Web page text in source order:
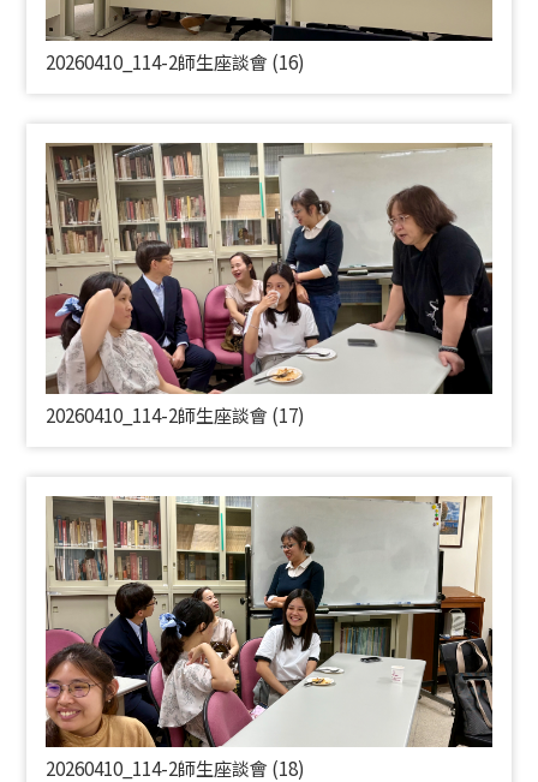
20260410_114-2師生座談會 (16)
20260410_114-2師生座談會 (17)
20260410_114-2師生座談會 (18)